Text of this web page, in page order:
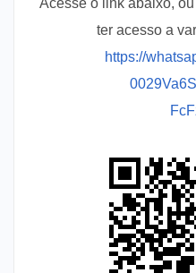
Acesse o link abaixo,
ter acesso a
https://